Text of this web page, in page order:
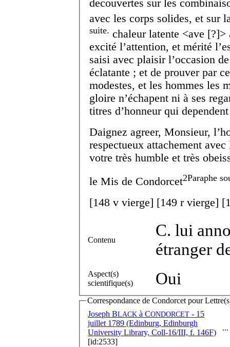
decouvertes sur les
avec les corps solides, et sur
suite. chaleur latente <ave
excité l’attention, et mérité
saisi avec plaisir l’occasion
éclatante ; et de prouver par
modestes, et les hommes les
gloire n’échapent ni à ses
titres d’honneur qui
Daignez agreer, Monsieur,
respectueux attachement
votre très humble et très
le Mis de Condorcet2Paraphe
[148 v vierge] [149 rvierge] [
Contenu
C. lui
étranger
Aspect(s)
scientifique(s)
Oui
Correspondance de Condorcet pour
Joseph BLACK à CONDORCET - 15
juillet 1789 (Edinburg, Edinburgh
University Library, Coll-16/III, f. 146F)
[id:2533]
...